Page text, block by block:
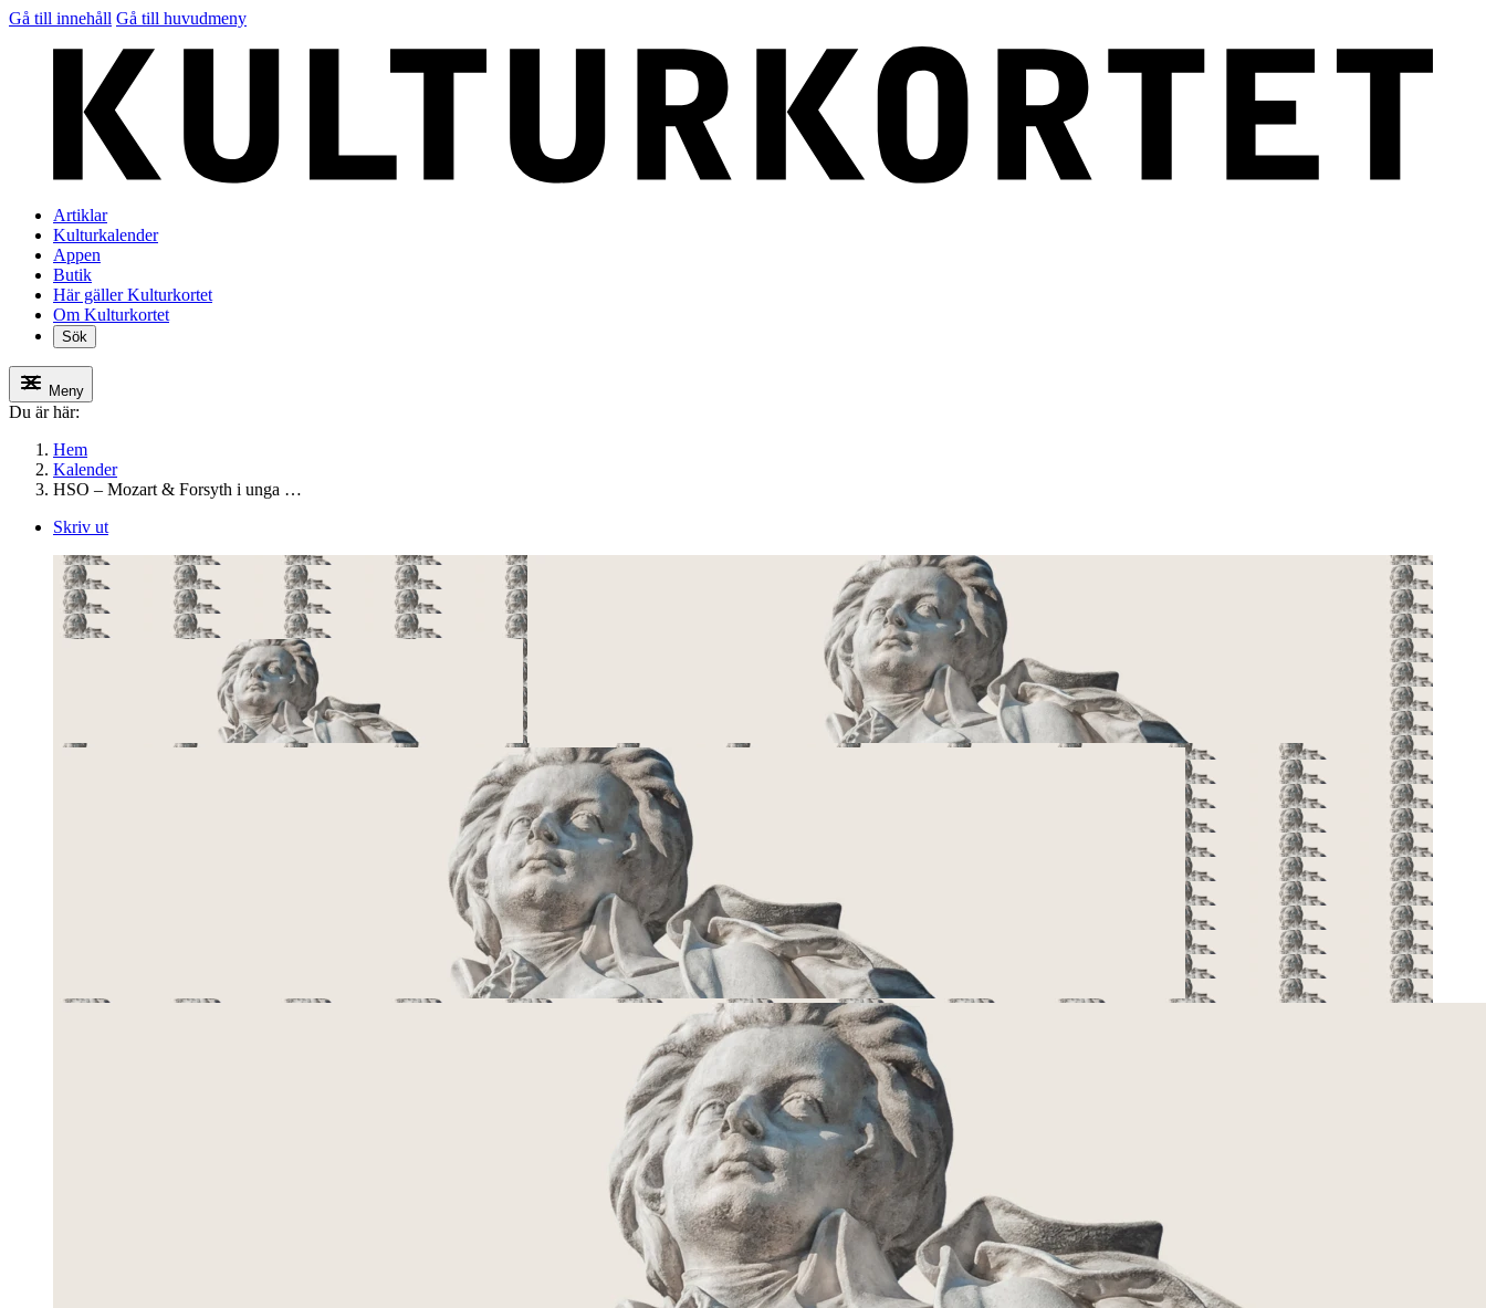
Gå till innehåll Gå till huvudmeny
Artiklar
Kulturkalender
Appen
Butik
Här gäller Kulturkortet
Om Kulturkortet
Sök
Meny
Du är här:
Hem
Kalender
HSO – Mozart & Forsyth i unga …
Skriv ut